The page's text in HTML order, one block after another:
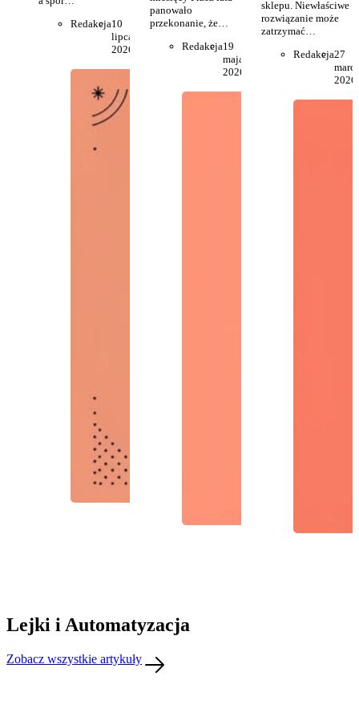
Redakcja10
lipca
2026
panowało
przekonanie, że…
Redakcja19
maja
2026
sklepu. Niewłaściwe
rozwiązanie może
zatrzymać…
Redakcja27
marca
2026
Lejki i Automatyzacja
Zobacz wszystkie artykuły